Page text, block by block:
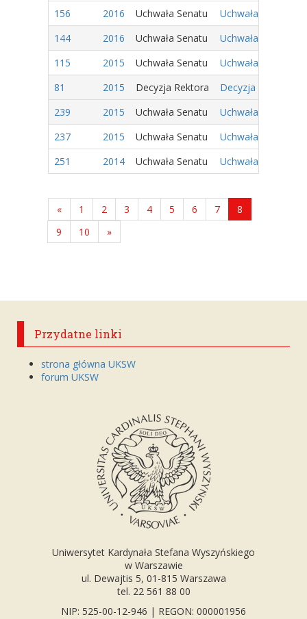
156
2016 Uchwała Senatu
Uchwała Nr 67/
144
2016 Uchwała Senatu
Uchwała Nr 55/
115
2015 Uchwała Senatu
Uchwała Nr 162/
81
2015 Decyzja Rektora
Decyzja Nr 9/2015
239
2015 Uchwała Senatu
Uchwała Nr 38/
237
2015 Uchwała Senatu
Uchwała Nr 40/
251
2014 Uchwała Senatu Uchwała Nr 162/
« 1 2 3 4 5 6 7
8
9
10 »
Przydatne linki
strona główna UKSW
forum UKSW
Uniwersytet Kardynała Stefana Wyszyńskiego
w Warszawie
ul. Dewajtis 5, 01-815 Warszawa
tel. 22 561 88 00
NIP: 525-00-12-946 | REGON: 000001956